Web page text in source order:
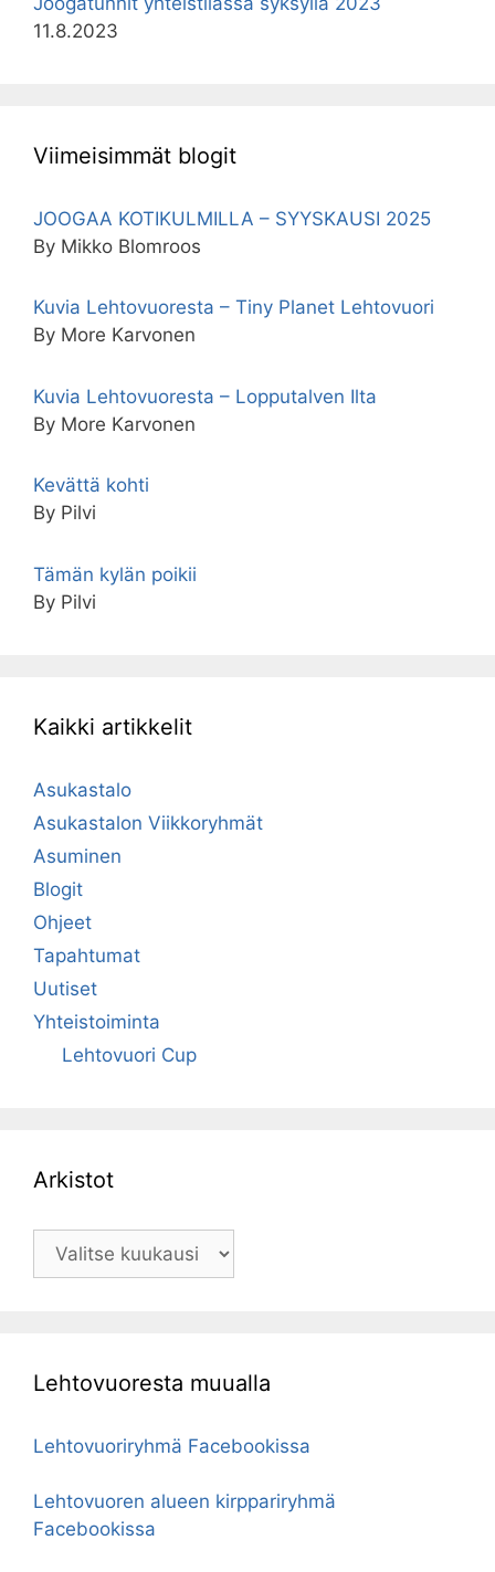
11.8.2023
Viimeisimmät blogit
JOOGAA KOTIKULMILLA – SYYSKAUSI 2025
By Mikko Blomroos
Kuvia Lehtovuoresta – Tiny Planet Lehtovuori
By More Karvonen
Kuvia Lehtovuoresta – Lopputalven Ilta
By More Karvonen
Kevättä kohti
By Pilvi
Tämän kylän poikii
By Pilvi
Kaikki artikkelit
Asukastalo
Asukastalon Viikkoryhmät
Asuminen
Blogit
Ohjeet
Tapahtumat
Uutiset
Yhteistoiminta
Lehtovuori Cup
Arkistot
Arkistot
Lehtovuoresta muualla
Lehtovuoriryhmä Facebookissa
Lehtovuoren alueen kirppariryhmä
Facebookissa